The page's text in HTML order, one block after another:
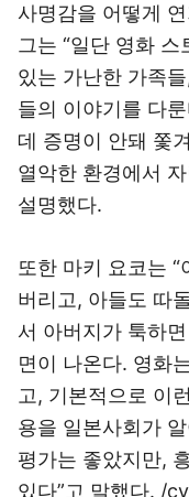
사명감을 어떻게
그는 “일단 영화
있는 가난한 가족
들의 이야기를 다
데 증명이 안돼 쫓
열악한 환경에서
설명했다.
또한 마키 요코는
버리고, 아들도 따
서 아버지가 툭하
면이 나온다. 영화
고, 기본적으로 이
용을 일본사회가
평가는 좋았지만,
있다”고 말했다. /